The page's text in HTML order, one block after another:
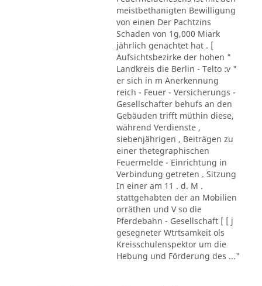
meistbethanigten Bewilligung
von einen Der Pachtzins
Schaden von 1g,000 Miark
jährlich genachtet hat . [
Aufsichtsbezirke der hohen "
Landkreis die Berlin - Telto :v "
er sich in m Anerkennung
reich - Feuer - Versicherungs -
Gesellschafter behufs an den
Gebäuden trifft müthin diese,
während Verdienste ,
siebenjährigen , Beiträgen zu
einer thetegraphischen
Feuermelde - Einrichtung in
Verbindung getreten . Sitzung
In einer am 11 . d. M .
stattgehabten der an Mobilien
orräthen und V so die
Pferdebahn - Gesellschaft [ [ j
gesegneter Wtrtsamkeit ols
Kreisschulenspektor um die
Hebung und Förderung des ..."